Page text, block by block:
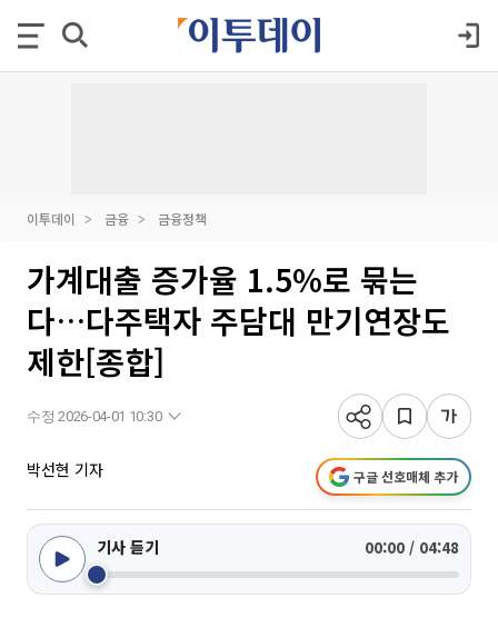
이투데이 금융 금융정책
가계대출 증가율 1.5%로 묶는
다…다주택자 주담대 만기연장도
제한[종합]
수정 2026-04-01 10:30
박선현 기자 구글 선호매체 추가
기사 듣기 00:00 / 04:48